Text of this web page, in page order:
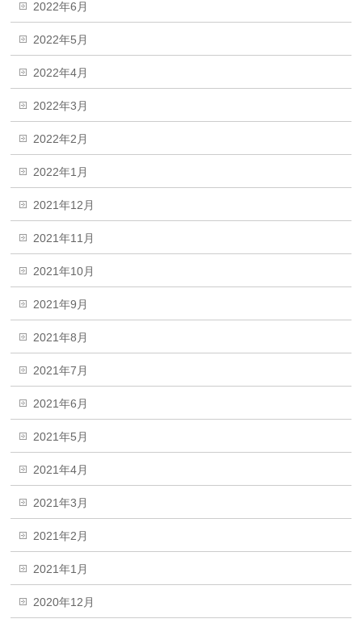
2022年6月
2022年5月
2022年4月
2022年3月
2022年2月
2022年1月
2021年12月
2021年11月
2021年10月
2021年9月
2021年8月
2021年7月
2021年6月
2021年5月
2021年4月
2021年3月
2021年2月
2021年1月
2020年12月